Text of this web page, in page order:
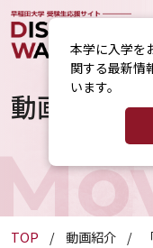
動画紹介
TOP 動画紹介
本学に入学を
関する最新情
います。